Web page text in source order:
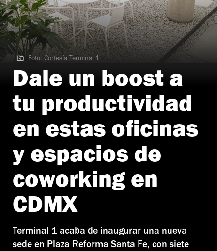
Foto: Cortesía Terminal 1
Foto: Cortesía Terminal 1
Dale un boost a
tu productividad
en estas oficinas
y espacios de
coworking en
CDMX
Terminal 1 acaba de inaugurar una nueva
sede en Plaza Reforma Santa Fe, con siete